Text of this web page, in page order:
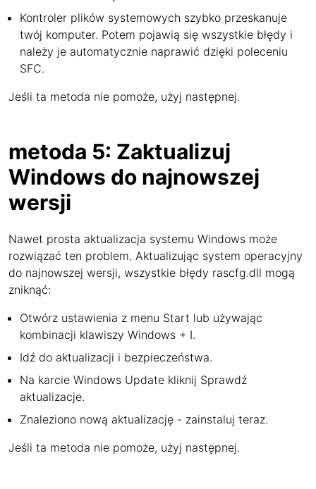
Kontroler plików systemowych szybko przeskanuje
twój komputer. Potem pojawią się wszystkie błędy i
należy je automatycznie naprawić dzięki poleceniu
SFC.
Jeśli ta metoda nie pomoże, użyj następnej.
metoda 5: Zaktualizuj
Windows do najnowszej
wersji
Nawet prosta aktualizacja systemu Windows może
rozwiązać ten problem. Aktualizując system operacyjny
do najnowszej wersji, wszystkie błędy rascfg.dll mogą
zniknąć:
Otwórz ustawienia z menu Start lub używając
kombinacji klawiszy Windows + I.
Idź do aktualizacji i bezpieczeństwa.
Na karcie Windows Update kliknij Sprawdź
aktualizacje.
Znaleziono nową aktualizację - zainstaluj teraz.
Jeśli ta metoda nie pomoże, użyj następnej.